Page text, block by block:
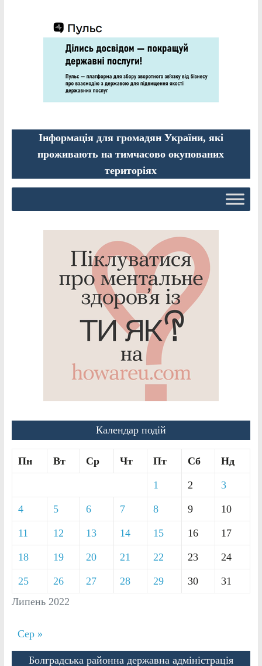
Інформація для громадян України, які
проживають на тимчасово окупованих
територіях
Календар подій
Липень 2022
Пн Вт Ср Чт Пт Сб Нд
1 2 3
4 5 6 7 8 9 10
11 12 13 14 15 16 17
18 19 20 21 22 23 24
25 26 27 28 29 30 31
Сер »
Болградська районна державна адміністрація